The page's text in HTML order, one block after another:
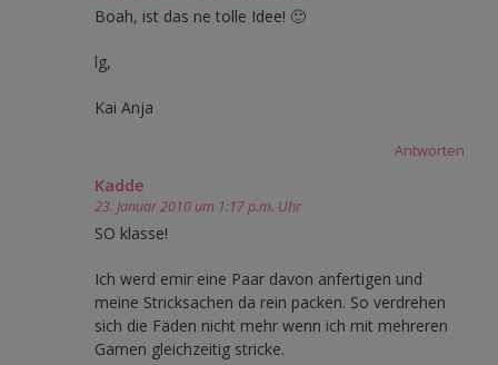
Boah, ist das ne tolle Idee! 🙂
lg,
Kai Anja
Antworten
Kadde
23. Januar 2010 um 1:17 p.m. Uhr
SO klasse!
Ich werd emir eine Paar davon anfertigen und
meine Stricksachen da rein packen. So verdrehen
sich die Fäden nicht mehr wenn ich mit mehreren
Garnen gleichzeitig stricke.